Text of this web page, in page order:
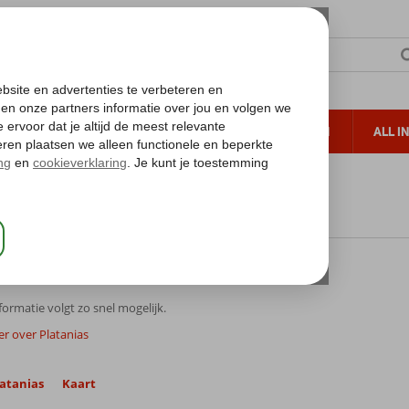
ZONVAKANTIES VERRE REIZEN ALL
Gratis annuleren*
volgt zo snel mogelijk.
over Platanias
Kaart